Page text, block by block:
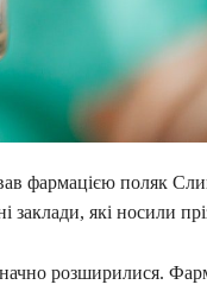
фармацією поляк
заклади, які носили
розширилися.